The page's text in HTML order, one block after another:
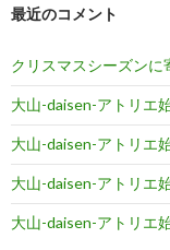
最近のコメント
クリスマスシーズンに
大山-daisen-アトリエ
大山-daisen-アトリエ
大山-daisen-アトリエ
大山-daisen-アトリエ